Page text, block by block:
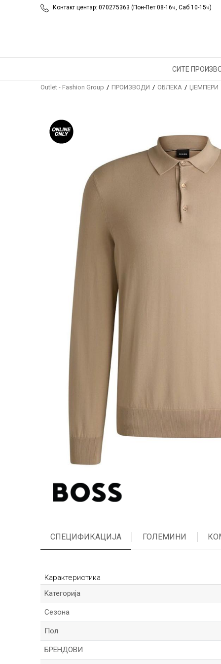
Контакт центар: 070275363 (Пон-Пет 08-16ч, Саб 10-15ч)
СИТЕ
Outlet - Fashion Group ПРОИЗВОДИ ОБЛЕКА ЏЕМПЕРИ
СПЕЦИФИКАЦИЈА ГОЛЕМИНИ
Карактеристика
Kатегорија
Сезона
Пол
БРЕНДОВИ